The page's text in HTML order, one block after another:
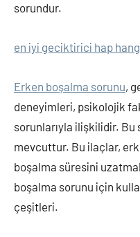
sorundur.
en iyi geciktirici hap
Erken boşalma sorunu,
deneyimleri, psikolojik
sorunlarıyla ilişkilidir.
mevcuttur. Bu ilaçlar,
boşalma süresini
boşalma sorunu için
çeşitleri.